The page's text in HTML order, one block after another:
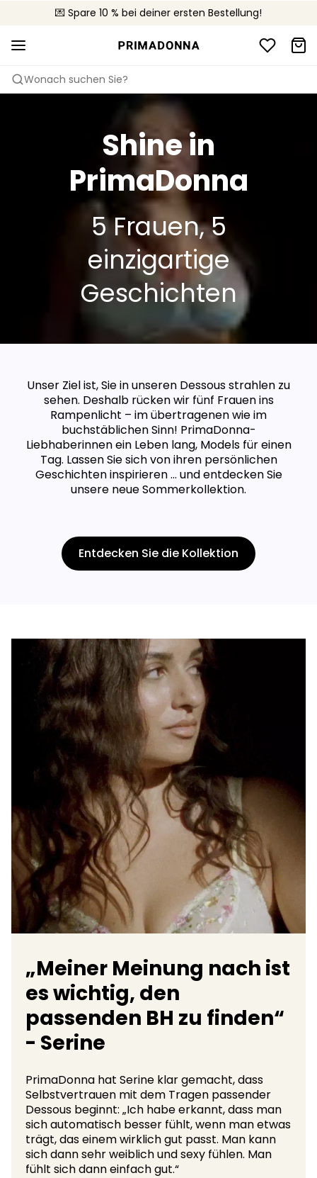
💌 Spare 10 % bei deiner ersten Bestellung!
🚚 Kostenloser Versand bei Bestellungen über CHF 150
📦 Kostenlose Rücksendungen
Wonach suchen Sie?
Shine in
PrimaDonna
5 Frauen, 5
einzigartige
Geschichten
Unser Ziel ist, Sie in unseren Dessous strahlen zu
sehen. Deshalb rücken wir fünf Frauen ins
Rampenlicht – im übertragenen wie im
buchstäblichen Sinn! PrimaDonna-
Liebhaberinnen ein Leben lang, Models für einen
Tag. Lassen Sie sich von ihren persönlichen
Geschichten inspirieren ... und entdecken Sie
unsere neue Sommerkollektion.
Entdecken Sie die Kollektion
„Meiner Meinung nach ist
es wichtig, den
passenden BH zu finden“
- Serine
PrimaDonna hat Serine klar gemacht, dass
Selbstvertrauen mit dem Tragen passender
Dessous beginnt: „Ich habe erkannt, dass man
sich automatisch besser fühlt, wenn man etwas
trägt, das einem wirklich gut passt. Man kann
sich dann sehr weiblich und sexy fühlen. Man
fühlt sich dann einfach gut.“